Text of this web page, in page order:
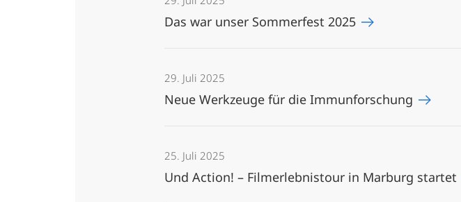
Das war unser Sommerfest 2025
29. Juli 2025
Neue Werkzeuge für die Immunforschung
25. Juli 2025
Und Action! – Filmerlebnistour in Marburg startet